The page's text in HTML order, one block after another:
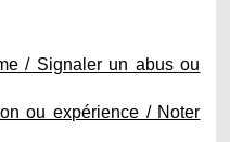
/ Signaler un abus ou
ou expérience / Noter